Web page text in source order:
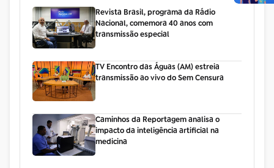
Revista Brasil, programa da Rádio
Nacional, comemora 40 anos com
transmissão especial
TV Encontro das Águas (AM) estreia
transmissão ao vivo do Sem Censura
Caminhos da Reportagem analisa o
impacto da inteligência artificial na
medicina